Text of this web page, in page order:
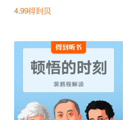
4.99得到贝